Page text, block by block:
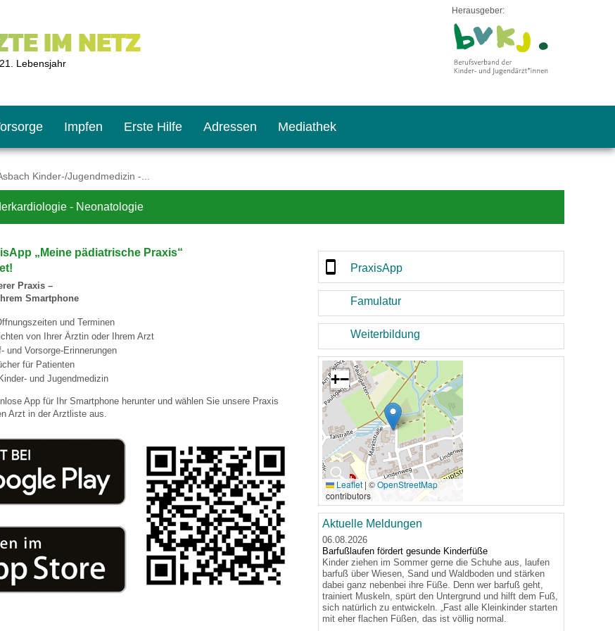
IM NETZ
Lebensjahr
Herausgeber:
Impfen Erste Hilfe Adressen Mediathek
Kinder-/Jugendmedizin -...
- Neonatologie
„Meine pädiatrische Praxis“
Praxis –
Smartphone
und Terminen
von Ihrer Ärztin oder Ihrem Arzt
und Vorsorge-Erinnerungen
für Patienten
und Jugendmedizin
App für Ihr Smartphone herunter und wählen Sie unsere Praxis
Arzt in der Arztliste aus.
PraxisApp
Famulatur
Weiterbildung
🔍
+−
Leaflet | ©OpenStreetMap
contributors
Aktuelle Meldungen
06.08.2026
Barfußlaufen fördert gesunde Kinderfüße
Kinder ziehen im Sommer gerne die Schuhe aus, laufen
barfuß über Wiesen, Sand und Waldboden und stärken
dabei ganz nebenbei ihre Füße. Denn wer barfuß geht,
trainiert Muskeln, spürt den Untergrund und hilft dem Fuß,
sich natürlich zu entwickeln. „Fast alle Kleinkinder starten
mit eher flachen Füßen, das ist völlig normal.